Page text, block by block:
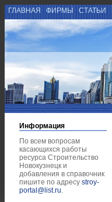
ГЛАВНАЯ ФИРМЫ СТАТЬИ
Информация
По всем вопросам
касающихся работы
ресурса Строительство
Новокузнецк и
добавления в справочник
пишите по адресу stroy-
portal@list.ru.